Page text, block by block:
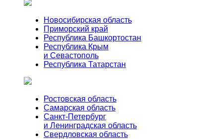
Новосибирская область
Приморский край
Республика Башкортостан
Республика Крым
и Севастополь
Республика Татарстан
Ростовская область
Самарская область
Санкт-Петербург
и Ленинградская область
Свердловская область